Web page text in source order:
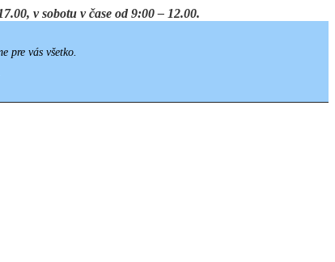
v sobotu v čase od 9:00 – 12.00.
pre vás všetko.